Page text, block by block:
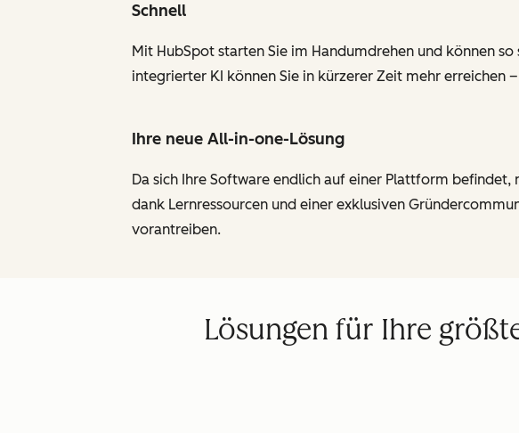
Schnell
Mit HubSpot starten Sie im Handumdrehen und können
integrierter KI können Sie in kürzerer Zeit mehr erreichen
Ihre neue All-in-one-Lösung
Da sich Ihre Software endlich auf einer Plattform befindet,
dank Lernressourcen und einer exklusiven
vorantreiben.
Lösungen für Ihre